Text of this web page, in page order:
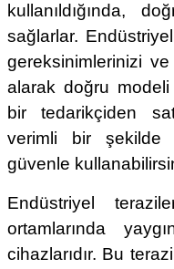
kullanıldığında,
sağlarlar.
gereksinimlerinizi ve
alarak doğru
bir tedarikçiden
verimli bir şekilde
güvenle
Endüstriyel
ortamlarında
cihazlarıdır. Bu